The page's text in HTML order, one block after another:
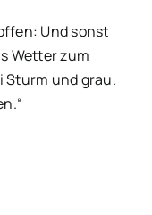
Und sonst
Wetter zum
Sturm und grau.